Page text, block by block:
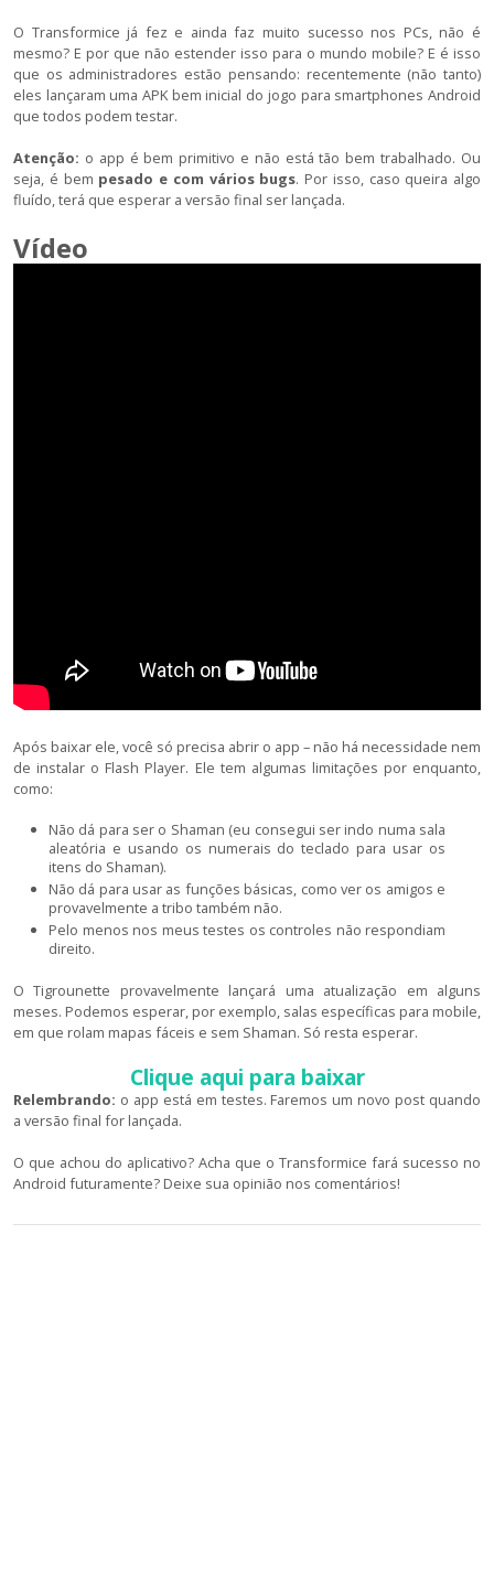
O Transformice já fez e ainda faz muito sucesso nos PCs, não é
mesmo? E por que não estender isso para o mundo mobile? E é isso
que os administradores estão pensando: recentemente (não tanto)
eles lançaram uma APK bem inicial do jogo para smartphones Android
que todos podem testar.
Atenção: o app é bem primitivo e não está tão bem trabalhado. Ou
seja, é bem pesado e com vários bugs. Por isso, caso queira algo
fluído, terá que esperar a versão final ser lançada.
Vídeo
Após baixar ele, você só precisa abrir o app – não há necessidade nem
de instalar o Flash Player. Ele tem algumas limitações por enquanto,
como:
Não dá para ser o Shaman (eu consegui ser indo numa sala
aleatória e usando os numerais do teclado para usar os
itens do Shaman).
Não dá para usar as funções básicas, como ver os amigos e
provavelmente a tribo também não.
Pelo menos nos meus testes os controles não respondiam
direito.
O Tigrounette provavelmente lançará uma atualização em alguns
meses. Podemos esperar, por exemplo, salas específicas para mobile,
em que rolam mapas fáceis e sem Shaman. Só resta esperar.
Clique aqui para baixar
Relembrando: o app está em testes. Faremos um novo post quando
a versão final for lançada.
O que achou do aplicativo? Acha que o Transformice fará sucesso no
Android futuramente? Deixe sua opinião nos comentários!